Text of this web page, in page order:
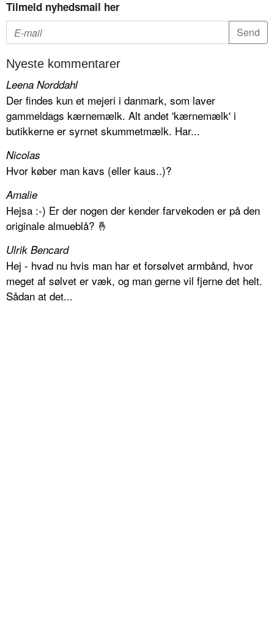
Tilmeld nyhedsmail her
Nyeste kommentarer
Leena Norddahl
Der findes kun et mejeri i danmark, som laver
gammeldags kærnemælk. Alt andet 'kærnemælk' i
butikkerne er syrnet skummetmælk. Har...
Nicolas
Hvor køber man kavs (eller kaus..)?
Amalie
Hejsa :-) Er der nogen der kender farvekoden er på den
originale almueblå? 🤞
Ulrik Bencard
Hej - hvad nu hvis man har et forsølvet armbånd, hvor
meget af sølvet er væk, og man gerne vil fjerne det helt.
Sådan at det...